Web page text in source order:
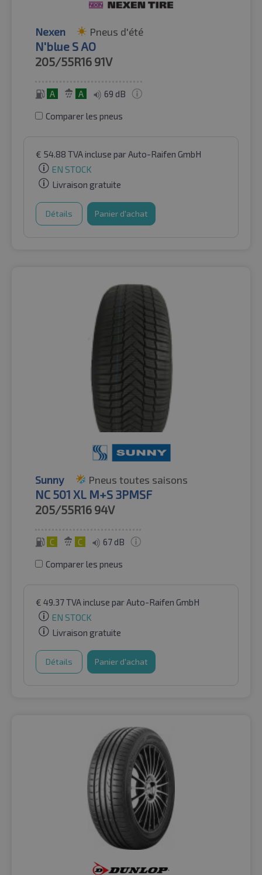
Nexen Pneus d'été
N'blue S AO
205/55R16 91V
A A 69 dB
Comparer les pneus
€ 54.88 TVA incluse par Auto-Raifen GmbH
EN STOCK
Livraison gratuite
Détails Panier d'achat
Sunny Pneus toutes saisons
NC 501 XL M+S 3PMSF
205/55R16 94V
C C 67 dB
Comparer les pneus
€ 49.37TVA incluse par Auto-Raifen GmbH
EN STOCK
Livraison gratuite
Détails Panier d'achat